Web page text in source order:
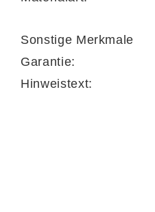
Das
große Auswahl an
deinen
Egal ob kompakter
Sonstige Merkmale
Garantie:
Hinweistext: